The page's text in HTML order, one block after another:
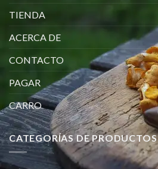
TIENDA
ACERCA DE
CONTACTO
PAGAR
CARRO
CATEGORÍAS DE PRODUCTOS